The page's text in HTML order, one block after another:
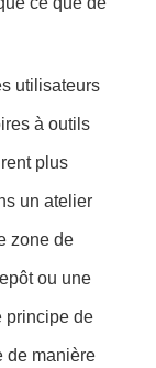
utilisateurs
à outils
plus
un atelier
zone de
ou une
principe de
de manière